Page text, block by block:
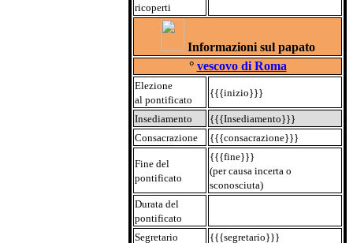
ricoperti
Informazioni sul papato
° vescovo di Roma
Elezione
al pontificato
{{{inizio}}}
Insediamento
{{{Insediamento}}}
Consacrazione
{{{consacrazione}}}
Fine del
pontificato
{{{fine}}}
(per causa incerta o
sconosciuta)
Durata del
pontificato
Segretario
{{{segretario}}}